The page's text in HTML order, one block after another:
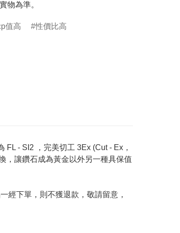
物為準。
值高 性價比高
- SI2 ，完美切工 3Ex (Cut - Ex，
，讓鑽石成為黃金以外另一種具保值
經下單，則不獲退款，敬請留意，